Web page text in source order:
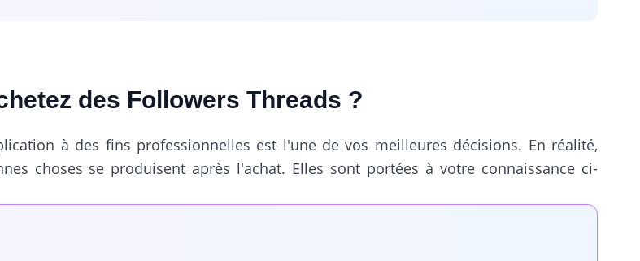
des Followers Threads ?
à des fins professionnelles est l'une de vos meilleures décisions. En réalité,
choses se produisent après l'achat. Elles sont portées à votre connaissance ci-